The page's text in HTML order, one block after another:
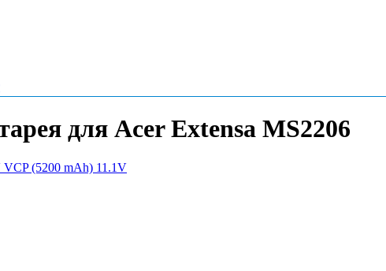
для Acer Extensa MS2206
(5200 mAh) 11.1V